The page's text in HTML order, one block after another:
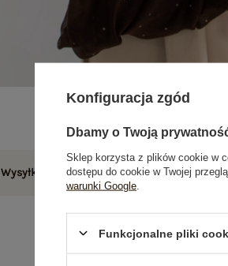
Wysyłka i dostawa Zwroty i reklamacje
Konfiguracja zgód
Dbamy o Twoją
Sklep korzysta z plików cookie w
dostępu do cookie w Twojej
warunki Google
Funkcjonalne pliki